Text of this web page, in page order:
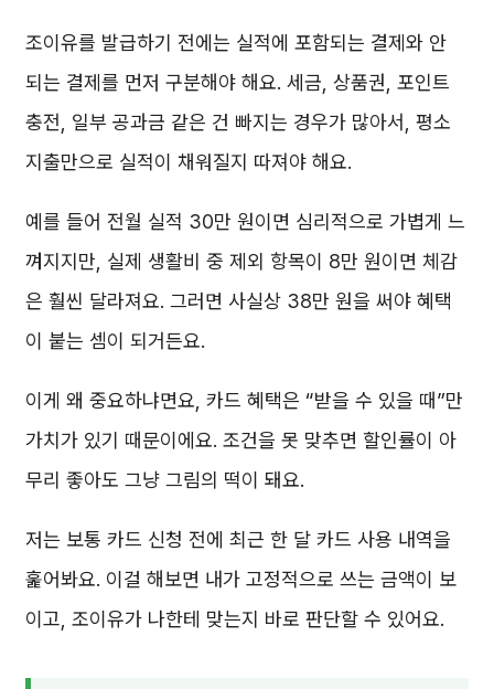
조이유를 발급하기 전에는 실적에 포함되는 결제와 안
되는 결제를 먼저 구분해야 해요. 세금, 상품권, 포인트
충전, 일부 공과금 같은 건 빠지는 경우가 많아서, 평소
지출만으로 실적이 채워질지 따져야 해요.
예를 들어 전월 실적 30만 원이면 심리적으로 가볍게 느
껴지지만, 실제 생활비 중 제외 항목이 8만 원이면 체감
은 훨씬 달라져요. 그러면 사실상 38만 원을 써야 혜택
이 붙는 셈이 되거든요.
이게 왜 중요하냐면요, 카드 혜택은 “받을 수 있을 때”만
가치가 있기 때문이에요. 조건을 못 맞추면 할인률이 아
무리 좋아도 그냥 그림의 떡이 돼요.
저는 보통 카드 신청 전에 최근 한 달 카드 사용 내역을
훑어봐요. 이걸 해보면 내가 고정적으로 쓰는 금액이 보
이고, 조이유가 나한테 맞는지 바로 판단할 수 있어요.